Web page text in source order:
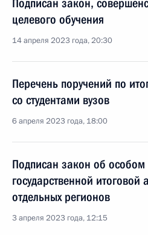
Подписан закон,
целевого обучения
14 апреля 2023 года, 20:30
Перечень поручений по
со студентами вузов
6 апреля 2023 года, 18:00
Подписан закон об особом
государственной итоговой
отдельных регионов
3 апреля 2023 года, 12:15